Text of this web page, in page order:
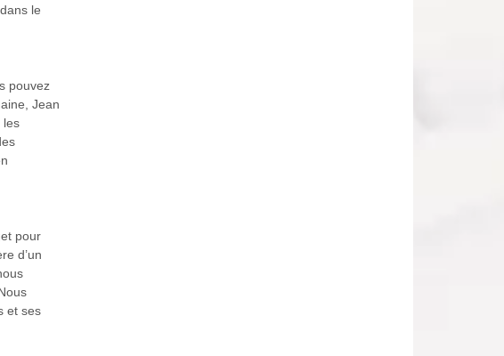
le
pouvez
Jean
les
pour
d’un
et ses